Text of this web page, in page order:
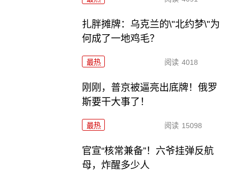
扎胖摊牌：乌克兰的\"北约梦\"为
何成了一地鸡毛？
最热 阅读 4018
刚刚，普京被逼亮出底牌！俄罗
斯要干大事了！
最热 阅读 15098
官宣“核常兼备”！六爷挂弹反航
母，炸醒多少人